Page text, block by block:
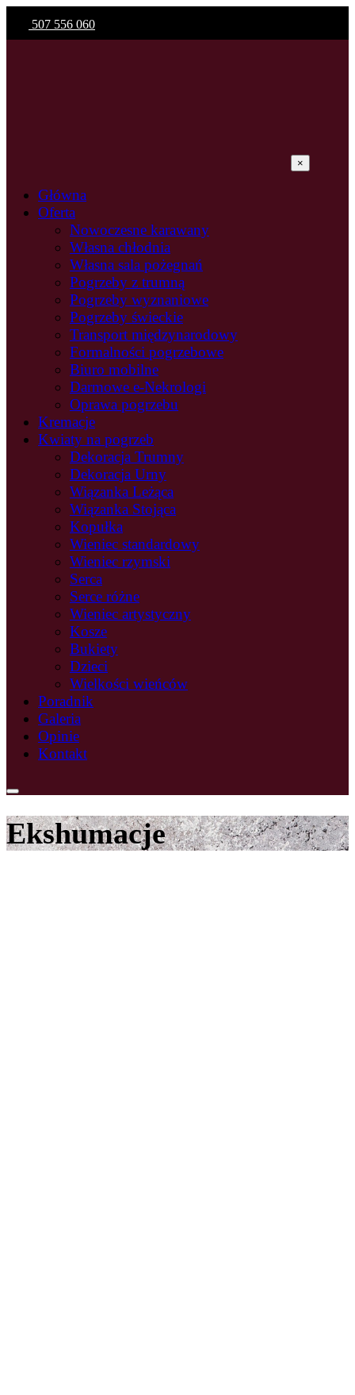
507 556 060
×
Główna
Oferta
Nowoczesne karawany
Własna chłodnia
Własna sala pożegnań
Pogrzeby z trumną
Pogrzeby wyznaniowe
Pogrzeby świeckie
Transport międzynarodowy
Formalności pogrzebowe
Biuro mobilne
Darmowe e-Nekrologi
Oprawa pogrzebu
Kremacje
Kwiaty na pogrzeb
Dekoracja Trumny
Dekoracja Urny
Wiązanka Leżąca
Wiązanka Stojąca
Kopułka
Wieniec standardowy
Wieniec rzymski
Serca
Serce różne
Wieniec artystyczny
Kosze
Bukiety
Dzieci
Wielkości wieńców
Poradnik
Galeria
Opinie
Kontakt
Ekshumacje